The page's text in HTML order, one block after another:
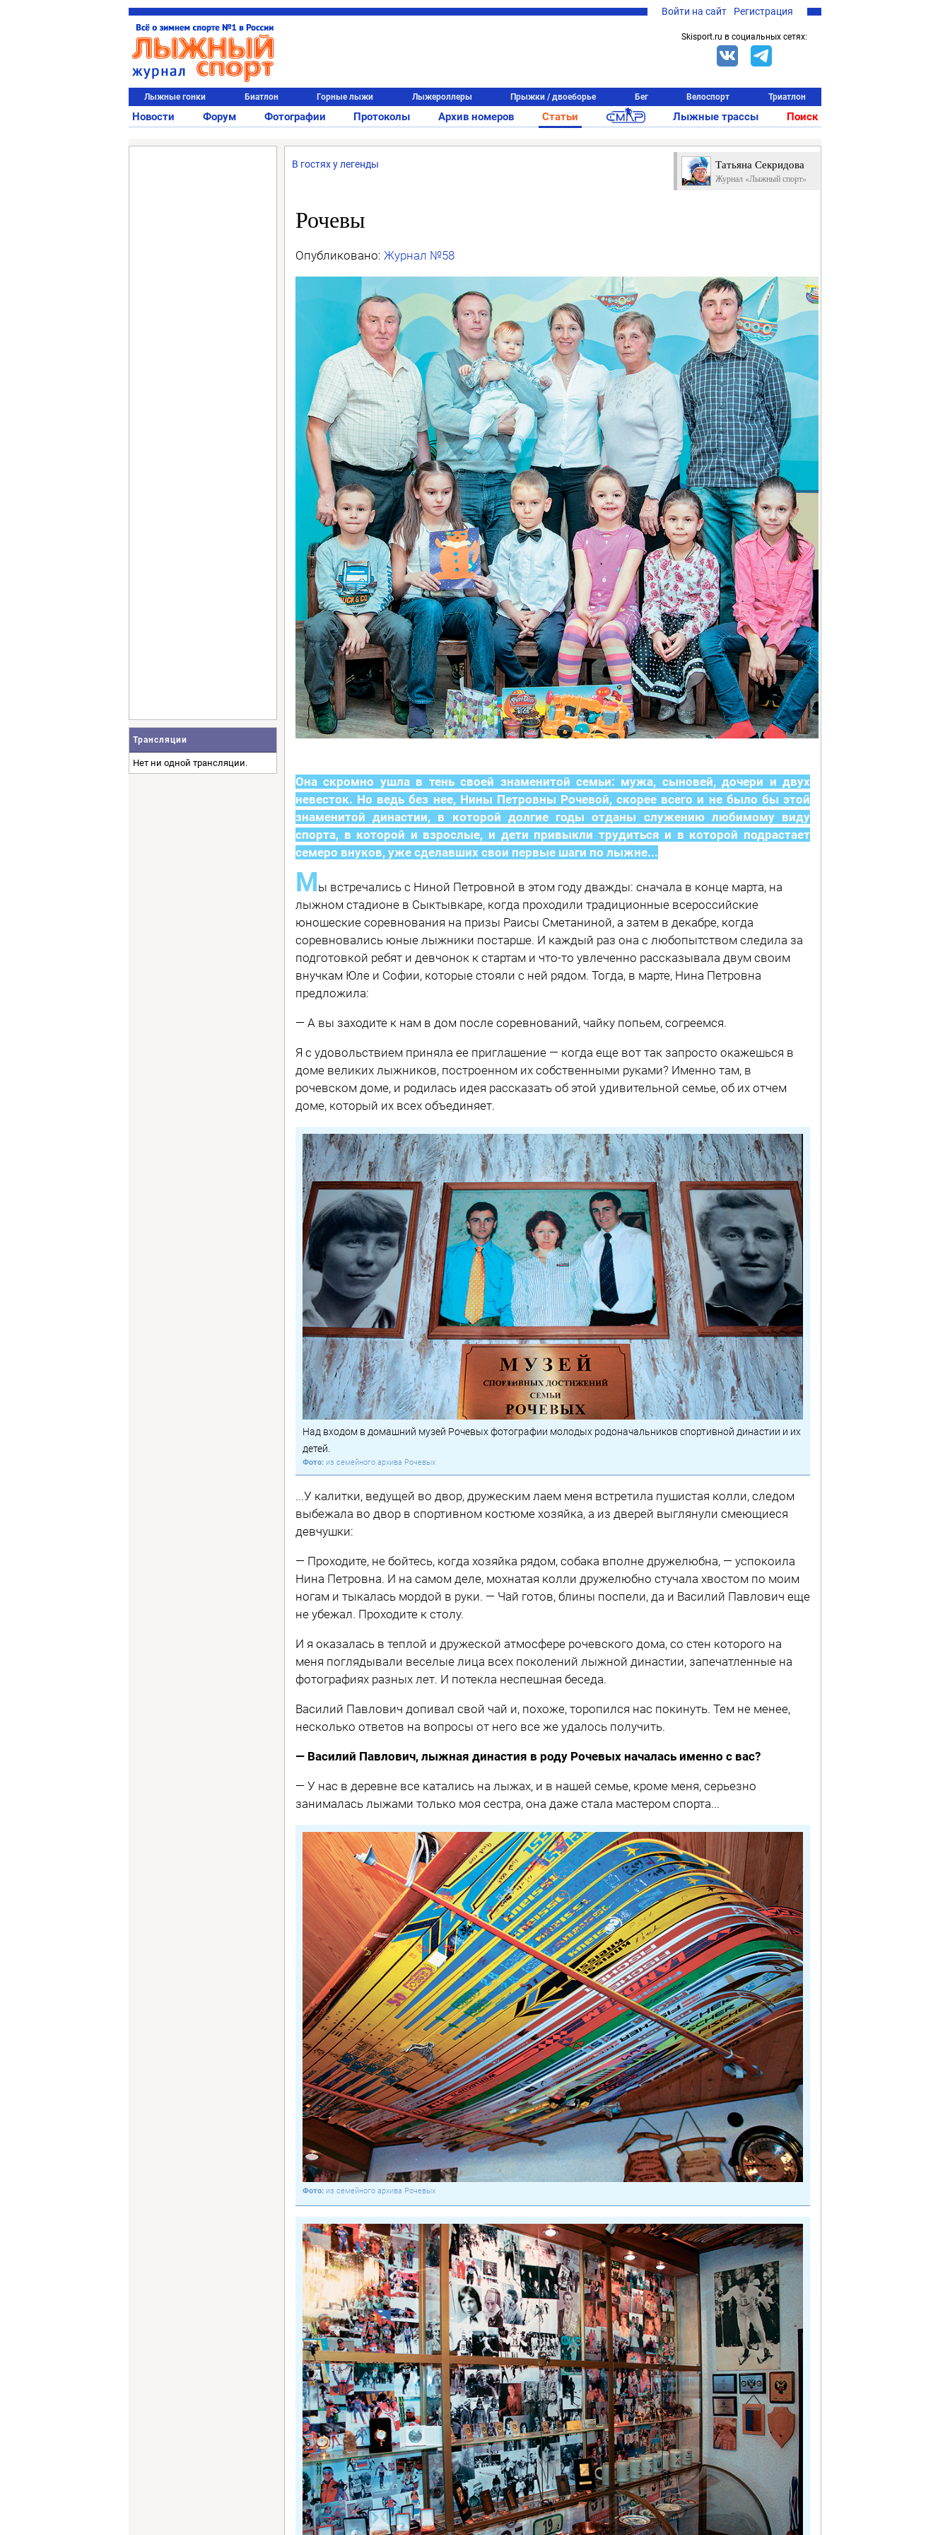
Войти на сайт Регистрация
Skisport.ru в социальных сетях:
Лыжные гонки Биатлон Горные лыжи Лыжероллеры Прыжки / двоеборье Бег Велоспорт Триатлон
Новости Форум Фотографии Протоколы Архив номеров Статьи Лыжные трассы Поиск
Трансляции
Нет ни одной трансляции.
В гостях у легенды Татьяна Секридова
Журнал «Лыжный спорт»
Рочевы
Опубликовано: Журнал №58
Она скромно ушла в тень своей знаменитой семьи: мужа, сыновей, дочери и двух
невесток. Но ведь без нее, Нины Петровны Рочевой, скорее всего и не было бы этой
знаменитой династии, в которой долгие годы отданы служению любимому виду
спорта, в которой и взрослые, и дети привыкли трудиться и в которой подрастает
семеро внуков, уже сделавших свои первые шаги по лыжне...
Мы встречались с Ниной Петровной в этом году дважды: сначала в конце марта, на
лыжном стадионе в Сыктывкаре, когда проходили традиционные всероссийские
юношеские соревнования на призы Раисы Сметаниной, а затем в декабре, когда
соревновались юные лыжники постарше. И каждый раз она с любопытством следила за
подготовкой ребят и девчонок к стартам и что-то увлеченно рассказывала двум своим
внучкам Юле и Софии, которые стояли с ней рядом. Тогда, в марте, Нина Петровна
предложила:
— А вы заходите к нам в дом после соревнований, чайку попьем, согреемся.
Я с удовольствием приняла ее приглашение — когда еще вот так запросто окажешься в
доме великих лыжников, построенном их собственными руками? Именно там, в
рочевском доме, и родилась идея рассказать об этой удивительной семье, об их отчем
доме, который их всех объединяет.
Над входом в домашний музей Рочевых фотографии молодых родоначальников спортивной династии и их
детей.
из семейного архива Рочевых
...У калитки, ведущей во двор, дружеским лаем меня встретила пушистая колли, следом
выбежала во двор в спортивном костюме хозяйка, а из дверей выглянули смеющиеся
девчушки:
— Проходите, не бойтесь, когда хозяйка рядом, собака вполне дружелюбна, — успокоила
Нина Петровна. И на самом деле, мохнатая колли дружелюбно стучала хвостом по моим
ногам и тыкалась мордой в руки. — Чай готов, блины поспели, да и Василий Павлович еще
не убежал. Проходите к столу.
И я оказалась в теплой и дружеской атмосфере рочевского дома, со стен которого на
меня поглядывали веселые лица всех поколений лыжной династии, запечатленные на
фотографиях разных лет. И потекла неспешная беседа.
Василий Павлович допивал свой чай и, похоже, торопился нас покинуть. Тем не менее,
несколько ответов на вопросы от него все же удалось получить.
— Василий Павлович, лыжная династия в роду Рочевых началась именно с вас?
— У нас в деревне все катались на лыжах, и в нашей семье, кроме меня, серьезно
занималась лыжами только моя сестра, она даже стала мастером спорта...
из семейного архива Рочевых